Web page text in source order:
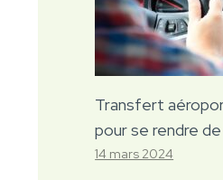
Transfert
pour se rendre
14 mars 2024